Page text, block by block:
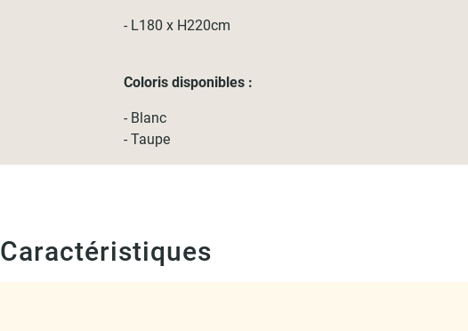
- L180 x H220cm
Coloris disponibles :
- Blanc
- Taupe
Caractéristiques